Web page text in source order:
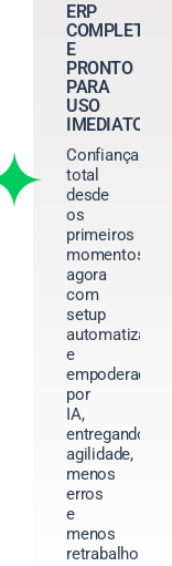
ERP
COMPLETO
E
PRONTO
PARA
USO
IMEDIATO
Confiança
total
desde
os
primeiros
momentos,
agora
com
setup
automatizado
e
empoderado
por
IA,
entregando
agilidade,
menos
erros
e
menos
retrabalho.